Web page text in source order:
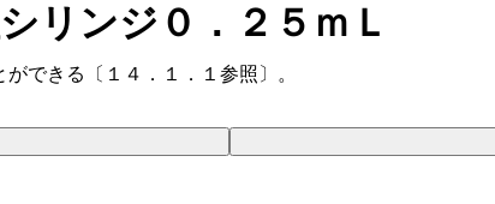
できる〔１４．１．１参照〕。
リンジ０．２５ｍＬ